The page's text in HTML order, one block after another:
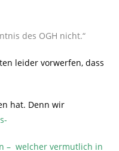
des OGH nicht.“
leider vorwerfen, dass
hat. Denn wir
– welcher vermutlich in